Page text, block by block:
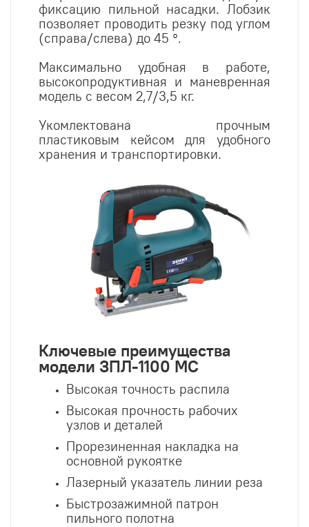
фиксацию пильной насадки. Лобзик
позволяет проводить резку под углом
(справа/слева) до 45 °.
Максимально удобная в работе,
высокопродуктивная и маневренная
модель с весом 2,7/3,5 кг.
Укомлектована прочным
пластиковым кейсом для удобного
хранения и транспортировки.
Ключевые преимущества
модели ЗПЛ-1100 МС
Высокая точность распила
Высокая прочность рабочих
узлов и деталей
Прорезиненная накладка на
основной рукоятке
Лазерный указатель линии реза
Быстрозажимной патрон
пильного полотна